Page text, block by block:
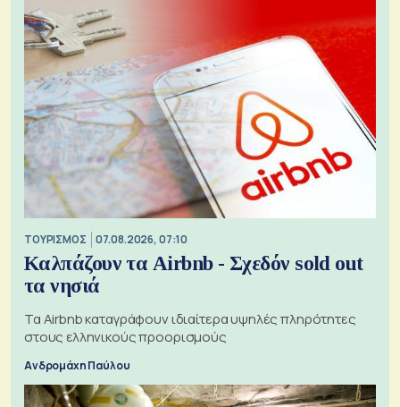
ΤΟΥΡΙΣΜΟΣ 07.08.2026, 07:10
Καλπάζουν τα Airbnb - Σχεδόν sold out
τα νησιά
Τα Airbnb καταγράφουν ιδιαίτερα υψηλές πληρότητες
στους ελληνικούς προορισμούς
Ανδρομάχη Παύλου